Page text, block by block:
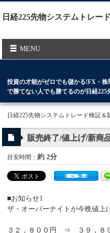
日経225先物システムトレー
MENU
投資の才能がゼロでも儲かる!FX・
で勝てない人でも勝てるのが日経225
日経225先物システムトレード検証＆
販売終了/値上げ/新商
目安時間：約 2分
■お知らせ1
ザ・オーバーナイトが今晩値上
３２，８００円 ⇒ ３９，８